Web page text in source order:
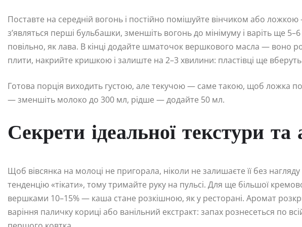
Поставте на середній вогонь і постійно помішуйте вінчиком або
з’являться перші бульбашки, зменшіть вогонь до мінімуму і варіть ще
повільно, як лава. В кінці додайте шматочок вершкового масла — воно
плити, накрийте кришкою і залиште на 2–3 хвилини: пластівці ще вберуть
Готова порція виходить густою, але текучою — саме такою, щоб ложка
— зменшіть молоко до 300 мл, рідше — додайте 50 мл.
Секрети ідеальної текстури та
Щоб вівсянка на молоці не пригорала, ніколи не залишаєте її без
тенденцію «тікати», тому тримайте руку на пульсі. Для ще більшої
вершками 10–15% — каша стане розкішною, як у ресторані. Аромат
варіння паличку кориці або ванільний екстракт: запах рознесеться по